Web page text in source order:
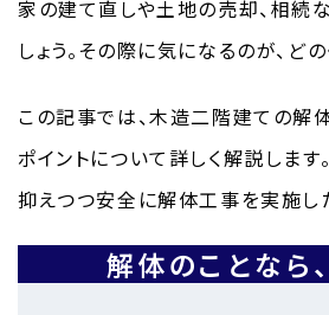
家の建て直しや土地の売却、相続
しょう。その際に気になるのが、ど
この記事では、木造二階建ての解
ポイントについて詳しく解説します
抑えつつ安全に解体工事を実施し
解体のことなら、